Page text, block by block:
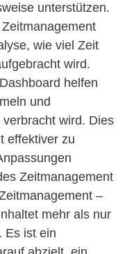
unterstützen.
wie viel Zeit
wird.
helfen
und
wird. Dies
effektiver zu
Zeitmanagement
–
mehr als nur
Es ist ein